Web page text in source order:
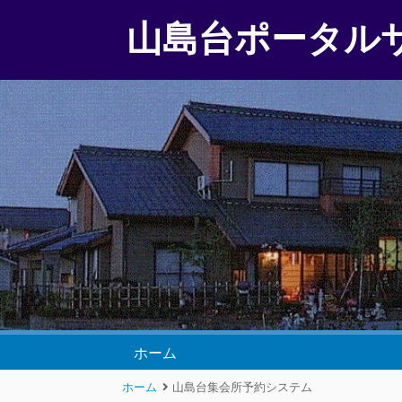
山島台ポータル
ホーム
ホーム 山島台集会所予約システム